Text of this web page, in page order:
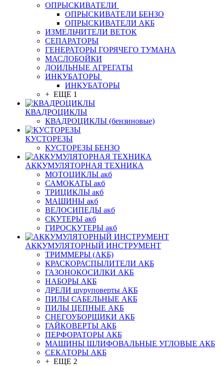
ОПРЫСКИВАТЕЛИ
ОПРЫСКИВАТЕЛИ БЕНЗО
ОПРЫСКИВАТЕЛИ АКБ
ИЗМЕЛЬЧИТЕЛИ ВЕТОК
СЕПАРАТОРЫ
ГЕНЕРАТОРЫ ГОРЯЧЕГО ТУМАНА
МАСЛОБОЙКИ
ДОИЛЬНЫЕ АГРЕГАТЫ
ИНКУБАТОРЫ
ИНКУБАТОРЫ
+ ЕЩЕ 1
КВАДРОЦИКЛЫ
КВАДРОЦИКЛЫ (бензиновые)
КУСТОРЕЗЫ
КУСТОРЕЗЫ БЕНЗО
АККУМУЛЯТОРНАЯ ТЕХНИКА
МОТОЦИКЛЫ акб
САМОКАТЫ акб
ТРИЦИКЛЫ акб
МАШИНЫ акб
ВЕЛОСИПЕДЫ акб
СКУТЕРЫ акб
ГИРОСКУТЕРЫ акб
АККУМУЛЯТОРНЫЙ ИНСТРУМЕНТ
ТРИММЕРЫ (АКБ)
КРАСКОРАСПЫЛИТЕЛИ АКБ
ГАЗОНОКОСИЛКИ АКБ
НАБОРЫ АКБ
ДРЕЛИ шуруповерты АКБ
ПИЛЫ САБЕЛЬНЫЕ АКБ
ПИЛЫ ЦЕПНЫЕ АКБ
СНЕГОУБОРЩИКИ АКБ
ГАЙКОВЕРТЫ АКБ
ПЕРФОРАТОРЫ АКБ
МАШИНЫ ШЛИФОВАЛЬНЫЕ УГЛОВЫЕ АКБ
СЕКАТОРЫ АКБ
+ ЕЩЕ 2